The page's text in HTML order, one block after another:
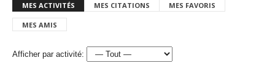
MES ACTIVITÉS MES CITATIONS MES FAVORIS
MES AMIS
Afficher par activité: